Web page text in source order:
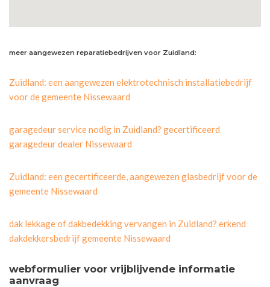
meer aangewezen reparatiebedrijven voor Zuidland:
Zuidland: een aangewezen elektrotechnisch installatiebedrijf
voor de gemeente Nissewaard
garagedeur service nodig in Zuidland? gecertificeerd
garagedeur dealer Nissewaard
Zuidland: een gecertificeerde, aangewezen glasbedrijf voor de
gemeente Nissewaard
dak lekkage of dakbedekking vervangen in Zuidland? erkend
dakdekkersbedrijf gemeente Nissewaard
webformulier voor vrijblijvende informatie
aanvraag